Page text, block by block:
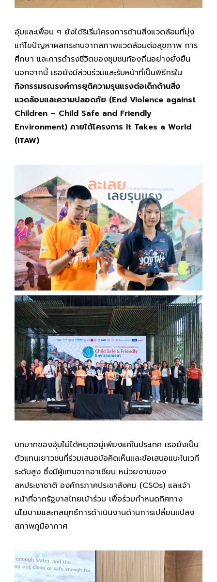
อุ้มและเพื่อน ๆ ยังได้ริเริ่มโครงการด้านสิ่งแวดล้อมที่มุ่ง
แก้ไขปัญหาผลกระทบจากสภาพแวดล้อมต่อสุขภาพ การ
ศึกษา และการดำรงชีวิตของชุมชนท้องถิ่นอย่างยั่งยืน
นอกจากนี้ เธอยังมีส่วนร่วมและรับหน้าที่เป็นพิธีกรใน
กิจกรรมรณรงค์การยุติความรุนแรงต่อเด็กด้านสิ่ง
แวดล้อมและความปลอดภัย (End Violence against
Children – Child Safe and Friendly
Environment) ภายใต้โครงการ It Takes a World
(ITAW)
บทบาทของอุ้มไม่ได้หยุดอยู่เพียงแค่ในประเทศ เธอยังเป็น
ตัวแทนเยาวชนที่ร่วมเสนอข้อคิดเห็นและข้อเสนอแนะในเวที
ระดับสูง ซึ่งมีผู้แทนจากอาเซียน หน่วยงานของ
สหประชาชาติ องค์กรภาคประชาสังคม (CSOs) และเจ้า
หน้าที่จากรัฐบาลไทยเข้าร่วม เพื่อร่วมกำหนดทิศทาง
นโยบายและกลยุทธ์การดำเนินงานด้านการเปลี่ยนแปลง
สภาพภูมิอากาศ